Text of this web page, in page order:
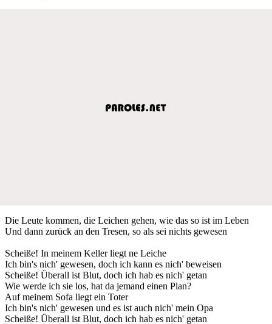
Die Leute kommen, die Leichen gehen, wie das so ist im Leben
Und dann zurück an den Tresen, so als sei nichts gewesen
Scheiße! In meinem Keller liegt ne Leiche
Ich bin's nich' gewesen, doch ich kann es nich' beweisen
Scheiße! Überall ist Blut, doch ich hab es nich' getan
Wie werde ich sie los, hat da jemand einen Plan?
Auf meinem Sofa liegt ein Toter
Ich bin's nich' gewesen und es ist auch nich' mein Opa
Scheiße! Überall ist Blut, doch ich hab es nich' getan